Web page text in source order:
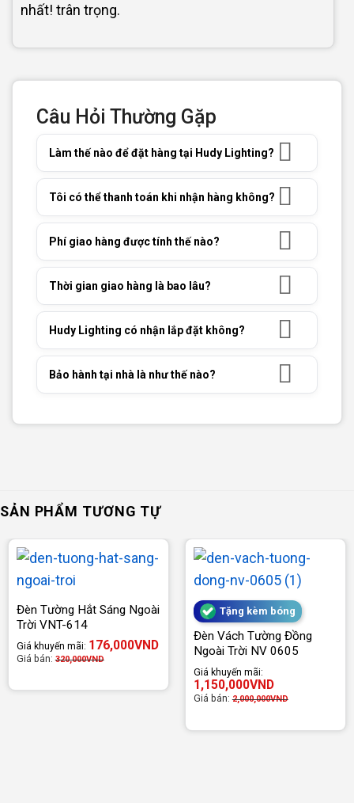
nhất! trân trọng.
Câu Hỏi Thường Gặp
Làm thế nào để đặt hàng tại Hudy Lighting?
Tôi có thể thanh toán khi nhận hàng không?
Phí giao hàng được tính thế nào?
Thời gian giao hàng là bao lâu?
Hudy Lighting có nhận lắp đặt không?
Bảo hành tại nhà là như thế nào?
SẢN PHẨM TƯƠNG TỰ
Đèn Tường Hắt Sáng Ngoài
Trời VNT-614
Giá khuyến mãi: 176,000VND
Giá bán:320,000VND
Tặng kèm bóng
Đèn Vách Tường Đồng
Ngoài Trời NV 0605
Giá khuyến mãi:
1,150,000VND
Giá bán:2,000,000VND